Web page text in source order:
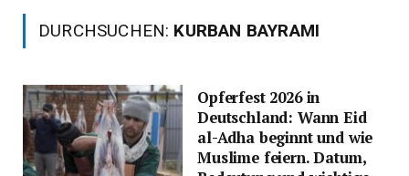
DURCHSUCHEN: KURBAN BAYRAMI
Opferfest 2026 in
Deutschland: Wann Eid
al-Adha beginnt und wie
Muslime feiern. Datum,